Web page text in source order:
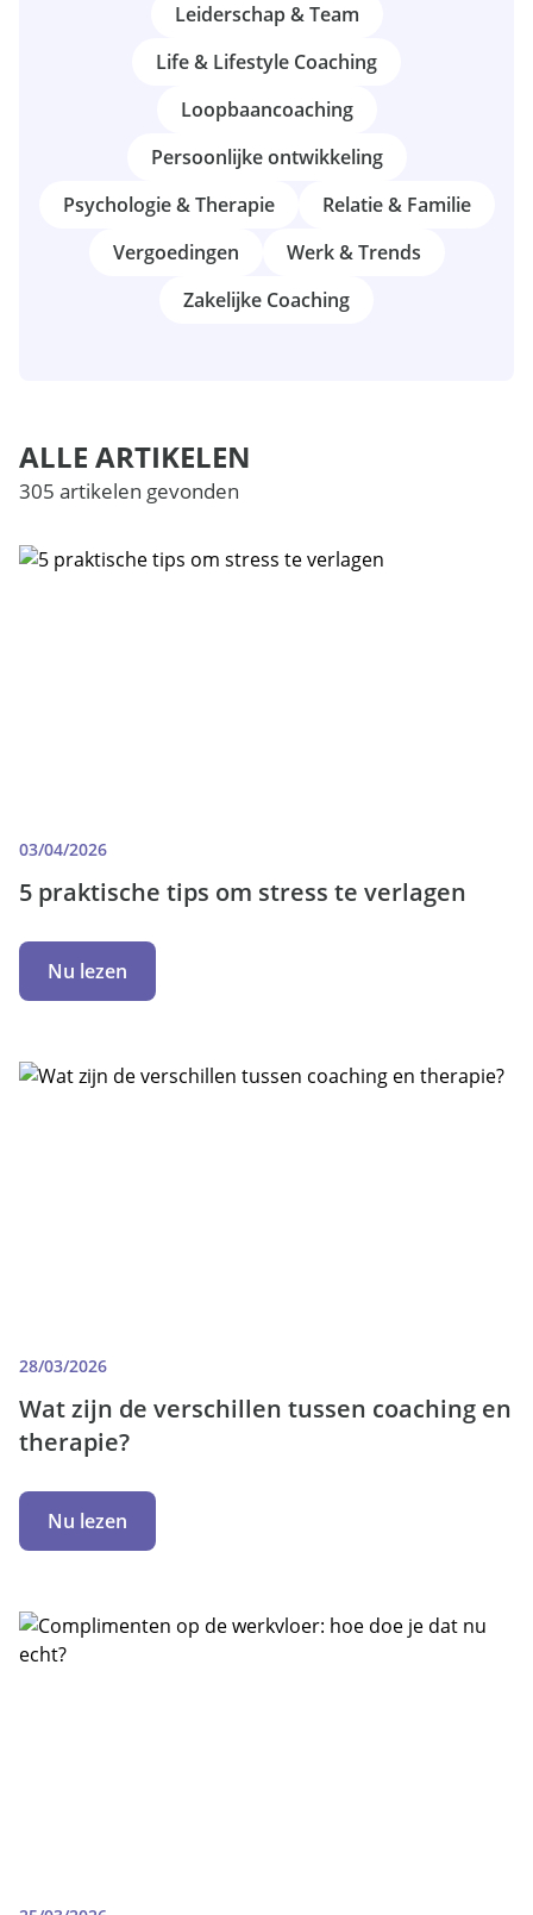
Leiderschap & Team
Life & Lifestyle Coaching
Loopbaancoaching
Persoonlijke ontwikkeling
Psychologie & Therapie
Relatie & Familie
Vergoedingen
Werk & Trends
Zakelijke Coaching
ALLE ARTIKELEN
305 artikelen gevonden
03/04/2026
5 praktische tips om stress te verlagen
Nu lezen
28/03/2026
Wat zijn de verschillen tussen coaching en
therapie?
Nu lezen